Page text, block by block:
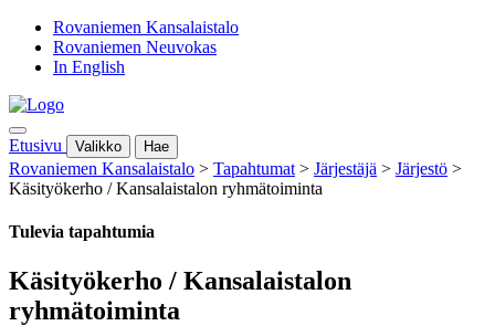
Rovaniemen Kansalaistalo
Rovaniemen Neuvokas
In English
Etusivu Valikko Hae
Rovaniemen Kansalaistalo > Tapahtumat > Järjestäjä > Järjestö >
Käsityökerho / Kansalaistalon ryhmätoiminta
Tulevia tapahtumia
Käsityökerho / Kansalaistalon
ryhmätoiminta